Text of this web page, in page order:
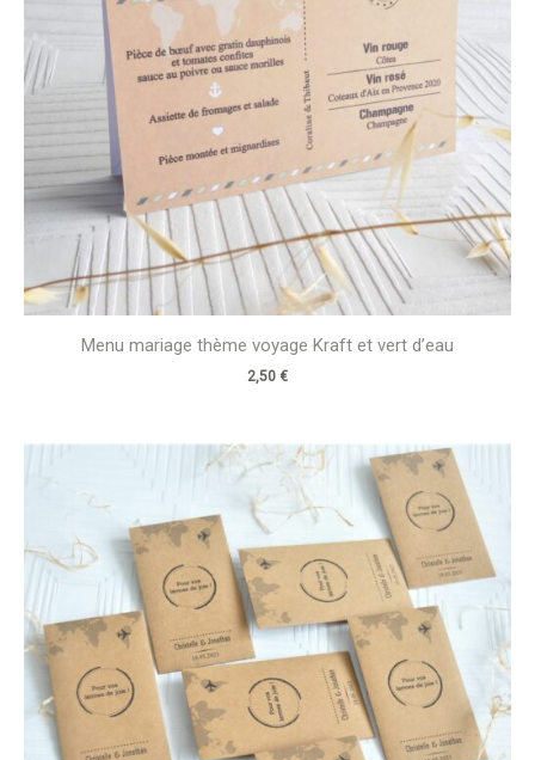
Menu mariage thème voyage Kraft et vert d’eau
2,50 €